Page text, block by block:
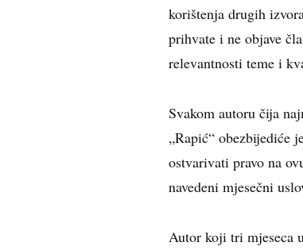
korištenja drugih
prihvate i ne objave
relevantnosti teme i
Svakom autoru čija
„Rapić“ obezbijediće
ostvarivati pravo na
navedeni mjesečni
Autor koji tri mjeseca